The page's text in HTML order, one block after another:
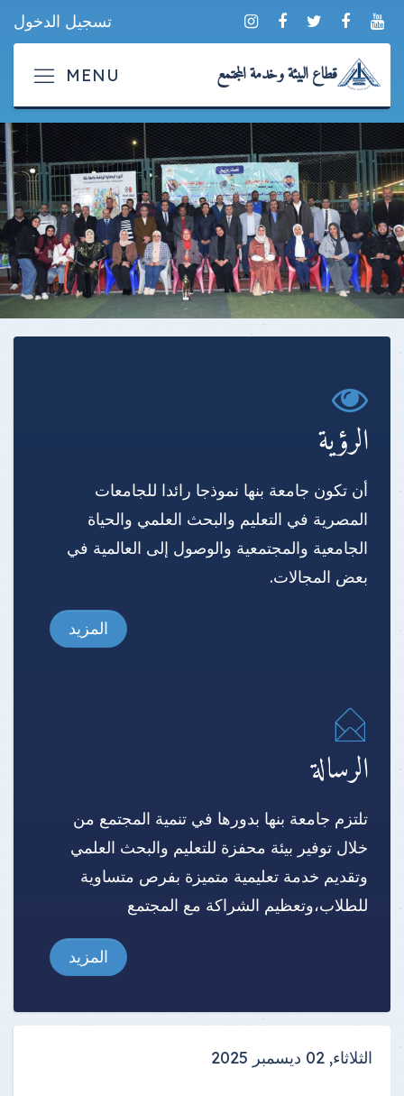
تسجيل الدخول
قطاع البيئة وخدمة المجتمع
الرؤية
أن تكون جامعة بنها نموذجا رائدا للجامعات
المصرية في التعليم والبحث العلمي والحياة
الجامعية والمجتمعية والوصول إلى العالمية في
بعض المجالات.
المزيد
الرسالة
تلتزم جامعة بنها بدورها في تنمية المجتمع من
خلال توفير بيئة محفزة للتعليم والبحث العلمي
وتقديم خدمة تعليمية متميزة بفرص متساوية
للطلاب،وتعظيم الشراكة مع المجتمع
المزيد
الثلاثاء, 02 ديسمبر 2025